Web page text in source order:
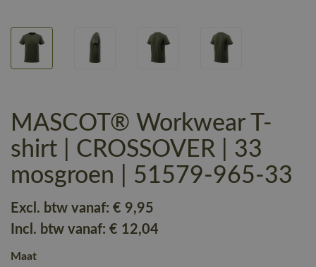
MASCOT® Workwear T-
shirt | CROSSOVER | 33
mosgroen | 51579-965-33
Excl. btw vanaf: € 9,95
Incl. btw vanaf: € 12,04
Maat